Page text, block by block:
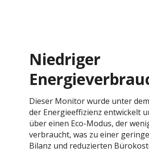
Niedriger
Dieser Monitor wurde unter
der Energieeffizienz entwickelt
über einen Eco-Modus, der
verbraucht, was zu einer
Bilanz und reduzierten